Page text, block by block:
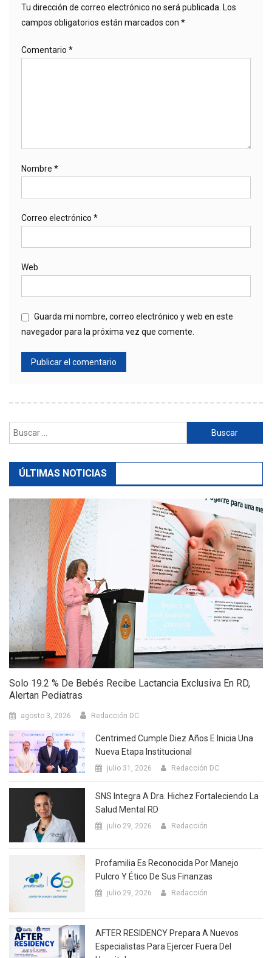
Tu dirección de correo electrónico no será publicada. Los
campos obligatorios están marcados con *
Comentario *
Nombre *
Correo electrónico *
Web
Guarda mi nombre, correo electrónico y web en este
navegador para la próxima vez que comente.
Buscar:
ÚLTIMAS NOTICIAS
Solo 19.2 % De Bebés Recibe Lactancia Exclusiva En RD,
Alertan Pediatras
agosto 3, 2026 Redacción DC
Centrimed Cumple Diez Años E Inicia Una
Nueva Etapa Institucional
julio 31, 2026 Redacción DC
SNS Integra A Dra. Hichez Fortaleciendo La
Salud Mental RD
julio 29, 2026 Redacción
Profamilia Es Reconocida Por Manejo
Pulcro Y Ético De Sus Finanzas
julio 29, 2026 Redacción
AFTER RESIDENCY Prepara A Nuevos
Especialistas Para Ejercer Fuera Del